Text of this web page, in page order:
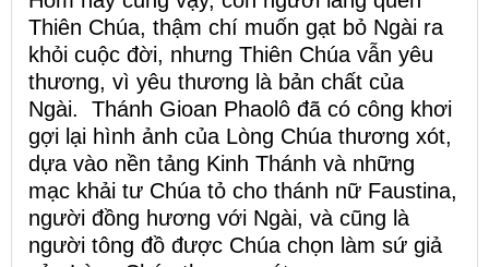
Thiên Chúa, thậm chí muốn gạt bỏ Ngài ra
khỏi cuộc đời, nhưng Thiên Chúa vẫn yêu
thương, vì yêu thương là bản chất của
Ngài. Thánh Gioan Phaolô đã có công khơi
gợi lại hình ảnh của Lòng Chúa thương xót,
dựa vào nền tảng Kinh Thánh và những
mạc khải tư Chúa tỏ cho thánh nữ Faustina,
người đồng hương với Ngài, và cũng là
người tông đồ được Chúa chọn làm sứ giả